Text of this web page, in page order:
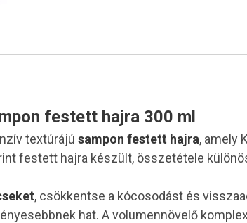
festett hajra 300 ml
textúrájú sampon festett hajra, amely
festett hajra készült, összetétele
, csökkentse a kócosodást és
hat. A volumennövelő